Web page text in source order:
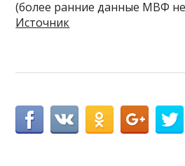
(более ранние данные МВФ не
Источник